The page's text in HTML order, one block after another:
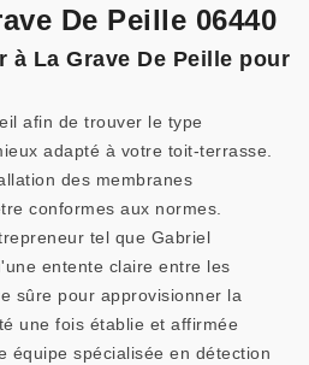
De Peille 06440
à La Grave De Peille pour
afin de trouver le type
adapté à votre toit-terrasse.
des membranes
conformes aux normes.
tel que Gabriel
entente claire entre les
sûre pour approvisionner la
une fois établie et affirmée
équipe spécialisée en détection